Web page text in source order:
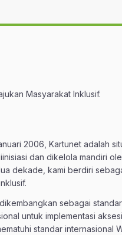
Masyarakat Inklusif.
2006, Kartunet adalah
dan dikelola mandiri
dekade, kami berdiri
sebagai
untuk implementasi
standar internasional